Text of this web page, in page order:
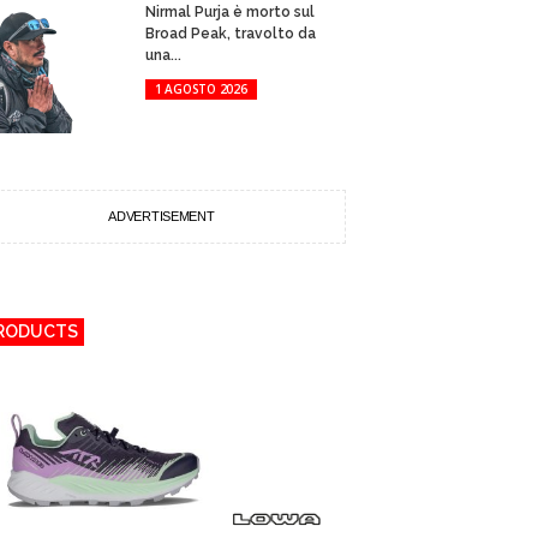
Nirmal Purja è morto sul
Broad Peak, travolto da
una...
1 AGOSTO 2026
ADVERTISEMENT